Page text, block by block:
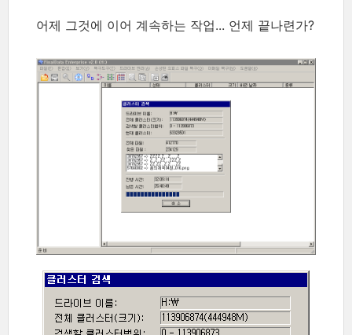
어제 그것에 이어 계속하는 작업... 언제 끝나련가?